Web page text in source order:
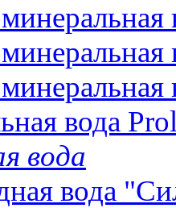
вода
вода
вода